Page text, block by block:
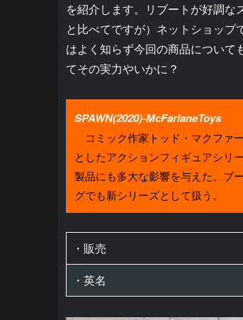
を紹介します。リブートが好調
と比べてですが）ネットショッ
はよく知らず今回の商品について
てその実力やいかに？
SPAWN(2020)-McFarlaneToys
コミック作家トッド・マクファ
としたアクションフィギュアシリ
製品にも多大な影響を与えた。ブ
グでも新シリーズとして扱う。
・販売
・英名